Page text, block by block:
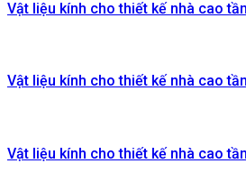
Vật liệu kính cho thiết kế nhà cao
Vật liệu kính cho thiết kế nhà cao
Vật liệu kính cho thiết kế nhà cao